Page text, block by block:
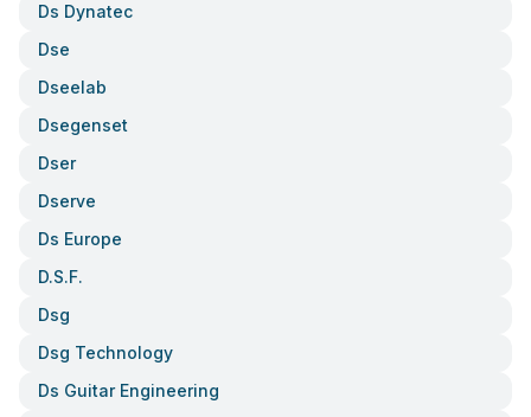
Ds Dynatec
Dse
Dseelab
Dsegenset
Dser
Dserve
Ds Europe
D.s.f.
Dsg
Dsg Technology
Ds Guitar Engineering